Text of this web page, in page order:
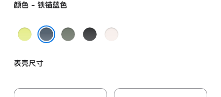
颜色 - 铁锚蓝色
霓
黄
灰
黑
淡
表壳尺寸